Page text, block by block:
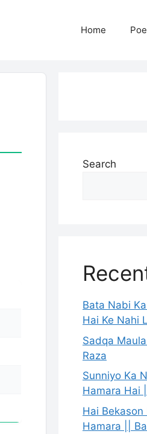
Home
Search
Bata Nabi
Hai Ke Nahi
Sadqa
Raza
Sunniyo Ka
Hamara Hai
Hai Bekason
Hamara ||